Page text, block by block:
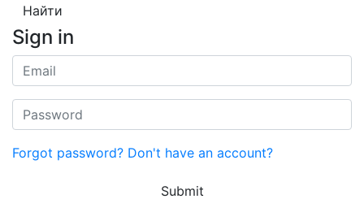
Найти
Sign in
Forgot password? Don't have an account?
Submit